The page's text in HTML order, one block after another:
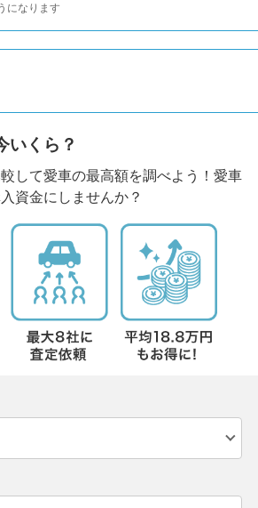
になります
いくら？
して愛車の最高額を調べよう！愛車
資金にしませんか？